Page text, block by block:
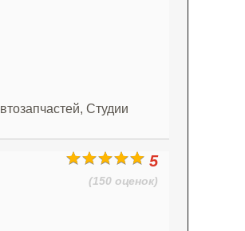
Студии
5
(150 оценок)